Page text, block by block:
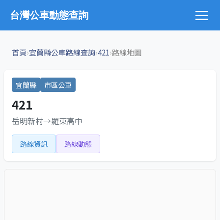
台灣公車動態查詢
首頁›宜蘭縣公車路線查詢›421›路線地圖
宜蘭縣 市區公車
421
岳明新村→羅東高中
路線資訊 路線動態